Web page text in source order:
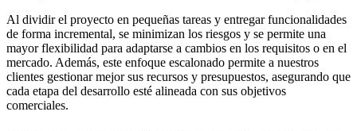
Al dividir el proyecto en pequeñas tareas y entregar funcionalidades
de forma incremental, se minimizan los riesgos y se permite una
mayor flexibilidad para adaptarse a cambios en los requisitos o en el
mercado. Además, este enfoque escalonado permite a nuestros
clientes gestionar mejor sus recursos y presupuestos, asegurando que
cada etapa del desarrollo esté alineada con sus objetivos
comerciales.